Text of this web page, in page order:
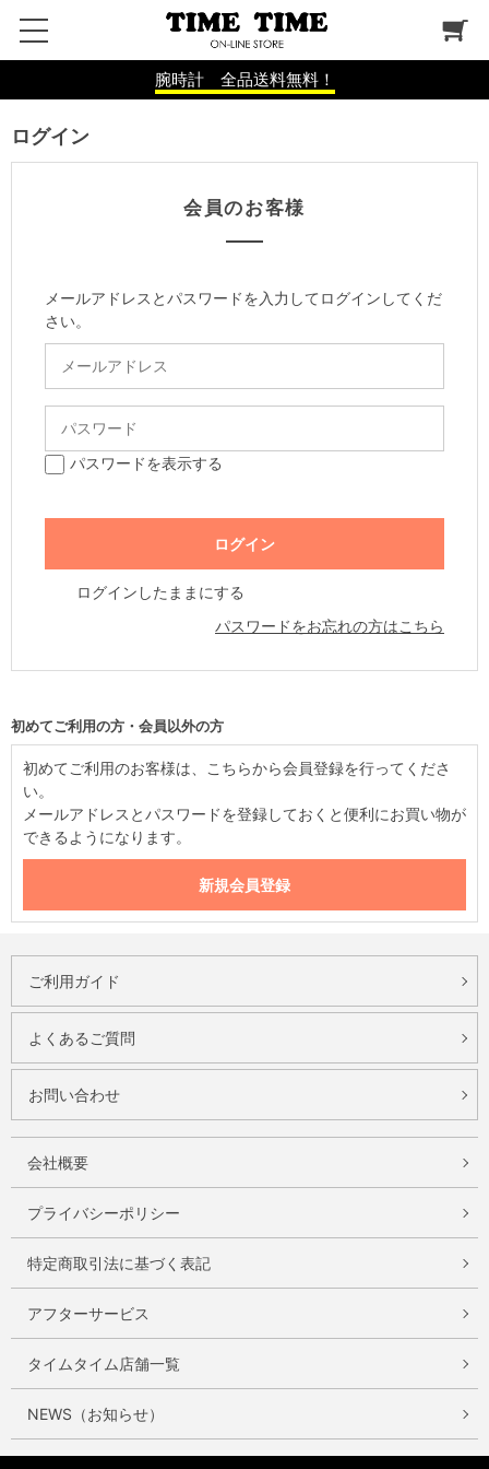
腕時計 全品送料無料！
ログイン
会員のお客様
メールアドレスとパスワードを入力してログインしてくだ
さい。
パスワードを表示する
ログインしたままにする
パスワードをお忘れの方はこちら
初めてご利用の方・会員以外の方
初めてご利用のお客様は、こちらから会員登録を行ってくださ
い。
メールアドレスとパスワードを登録しておくと便利にお買い物が
できるようになります。
ご利用ガイド
よくあるご質問
お問い合わせ
会社概要
プライバシーポリシー
特定商取引法に基づく表記
アフターサービス
タイムタイム店舗一覧
NEWS（お知らせ）